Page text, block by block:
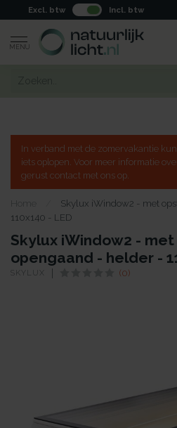
Excl. btw Incl. btw
MENU
In verband met de zomervakantie
iets oplopen. Voor meer informatie
gerust contact met ons op.
Home
Skylux iWindow2 - met
110x140 - LED
Skylux iWindow2 -
opengaand - helder -
SKYLUX (0)